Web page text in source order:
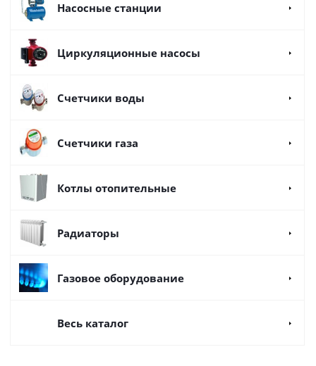
Насосные станции
Циркуляционные насосы
Счетчики воды
Счетчики газа
Котлы отопительные
Радиаторы
Газовое оборудование
Весь каталог